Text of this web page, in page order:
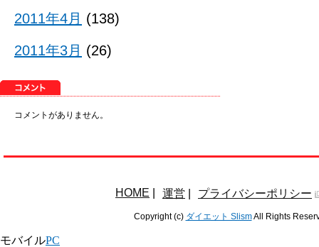
2011年4月 (138)
2011年3月 (26)
コメントがありません。
HOME 運営 プライバシーポリシー
Copyright (c) ダイエット SlismAll Rights
モバイルPC